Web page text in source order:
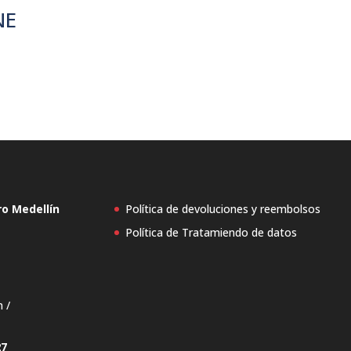
Medellín
/
Política de devoluciones y reembolsos
Política de Tratamiendo de datos